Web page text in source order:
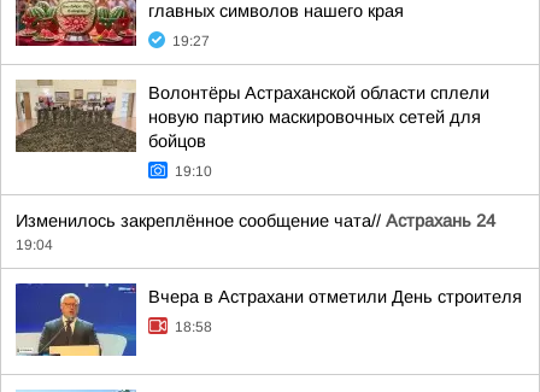
главных символов нашего края
19:27
Волонтёры Астраханской области сплели
новую партию маскировочных сетей для
бойцов
19:10
Изменилось закреплённое сообщение чата// Астрахань 24
19:04
Вчера в Астрахани отметили День строителя
18:58